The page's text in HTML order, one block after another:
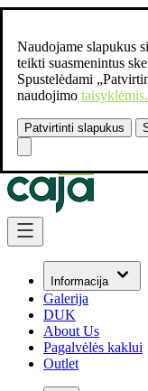
Naudojame slapukus
teikti suasmenintus
Spustelėdami
naudojimo taisyklėmis.
Patvirtinti slapukus
Susisiekite:
Skip to Content
Informacija
Galerija
DUK
About Us
Pagalvėlės kaklui
Outlet